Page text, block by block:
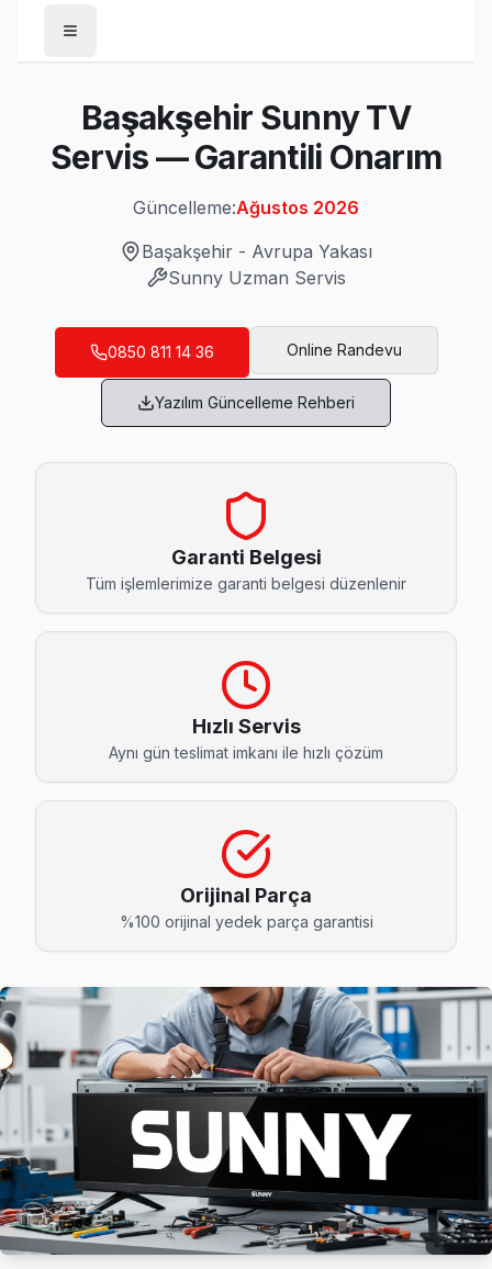
Başakşehir
/Sunny
Son Güncelleme:Ağustos 2026
Başakşehir'da Mahalle Mahalle Sunny TV
Altınşehir Sunny Servis
Başakşehir'da Altınşehir mahallesi Sunny kullanıcıları
Bahçeşehir 1. Kısım Sunny Servis
Sunny TV'niz Bahçeşehir 1. Kısım'de arıza yaptıysa
Bahçeşehir 1. Kısım Sunny Anakart Tamiri →
Bahçeşehir 2. Kısım Sunny Servis
Başakşehir TV Servis Merkezi →
Başak Sunny Servis
Başakşehir'da Başak mahallesi için Sunny TV fiyat teklifi
Başakşehir Sunny Servis
Sunny TV HDMI port arızası Başakşehir adresine gelen
Başakşehir TV Servis Merkezi →
Güvercintepe Sunny Servis
Güvercintepe'deki Sunny TV sahiplerinin yüzde sekseni
Başakşehir TV Servis Merkezi →
Kayabaşı Sunny Servis
Başakşehir'da Kayabaşı mahallesi Sunny TV servisi için
Kayabaşı Sunny Açılmıyor Arıza →
Kayaşehir Sunny Servis
Kayaşehir sakinleri Sunny TV arızaları için sık bizi tercih
Sunny Servis Merkezi →
Başakşehir Sunny TV
Servis — Garantili Onarım
Güncelleme:Ağustos 2026
Başakşehir - Avrupa Yakası
Sunny Uzman Servis
0850 811 14 36 Online Randevu
Yazılım Güncelleme Rehberi
Garanti Belgesi
Tüm işlemlerimize garanti belgesi düzenlenir
Hızlı Servis
Aynı gün teslimat imkanı ile hızlı çözüm
Orijinal Parça
%100 orijinal yedek parça garantisi